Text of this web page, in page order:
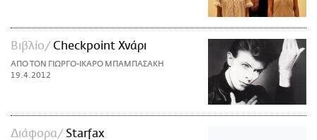
Βιβλίο Checkpoint Χνάρι
ΑΠΟ ΤΟΝ ΓΙΩΡΓΟ-ΙΚΑΡΟ ΜΠΑΜΠΑΣΑΚΗ
19.4.2012
Διάφορα Starfax